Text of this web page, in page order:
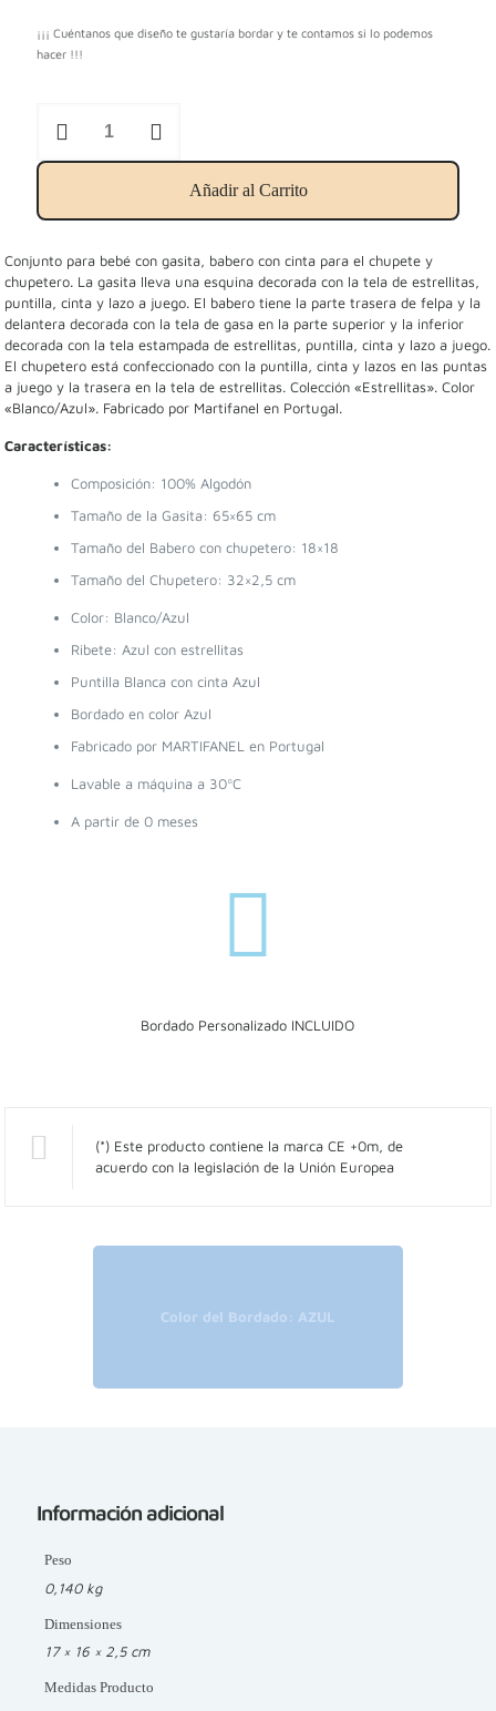
¡¡¡ Cuéntanos que diseño te gustaría bordar y te contamos si lo podemos
hacer !!!
con
colección
"Estrellitas"
Azul
cantidad
Añadir al Carrito
Conjunto para bebé con gasita, babero con cinta para el chupete y
chupetero. La gasita lleva una esquina decorada con la tela de estrellitas,
puntilla, cinta y lazo a juego. El babero tiene la parte trasera de felpa y la
delantera decorada con la tela de gasa en la parte superior y la inferior
decorada con la tela estampada de estrellitas, puntilla, cinta y lazo a juego.
El chupetero está confeccionado con la puntilla, cinta y lazos en las puntas
a juego y la trasera en la tela de estrellitas. Colección «Estrellitas». Color
«Blanco/Azul». Fabricado por Martifanel en Portugal.
Características:
Composición: 100% Algodón
Tamaño de la Gasita: 65×65 cm
Tamaño del Babero con chupetero: 18×18
Tamaño del Chupetero: 32×2,5 cm
Color: Blanco/Azul
Ribete: Azul con estrellitas
Puntilla Blanca con cinta Azul
Bordado en color Azul
Fabricado por MARTIFANEL en Portugal
Lavable a máquina a 30ºC
A partir de 0 meses
Bordado Personalizado INCLUIDO
(*) Este producto contiene la marca CE +0m, de
acuerdo con la legislación de la Unión Europea
Color del Bordado: AZUL
Información adicional
Peso
0,140 kg
Dimensiones
17 × 16 × 2,5 cm
Medidas Producto